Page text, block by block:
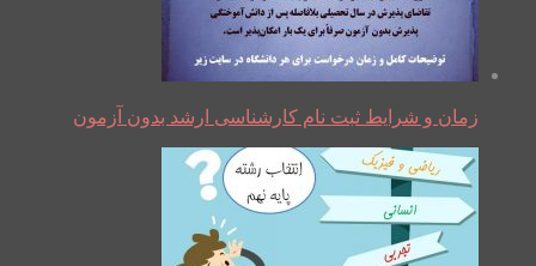
زمان و شرایط ثبت نام کارشناسی ارشد بدون آزمون